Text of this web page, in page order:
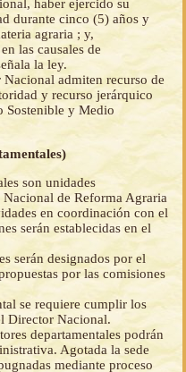
haber ejercido su
durante cinco (5) años y
agraria ; y,
las causales de
la ley.
admiten recurso de
y recurso jerárquico
Sostenible y Medio
son unidades
de Reforma Agraria
en coordinación con el
serán establecidas en el
serán designados por el
por las comisiones
se requiere cumplir los
Director Nacional.
departamentales podrán
Agotada la sede
mediante proceso